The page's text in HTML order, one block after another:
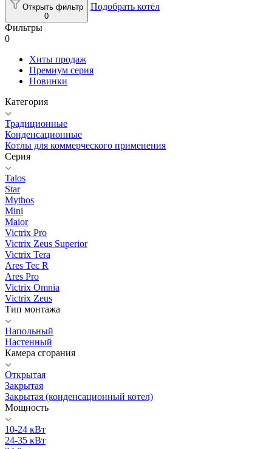
Открыть фильтр
0
Подобрать котёл
Фильтры
0
Хиты продаж
Премиум серия
Новинки
Категория
Традиционные
Конденсационные
Котлы для коммерческого применения
Серия
Talos
Star
Mythos
Mini
Maior
Victrix Pro
Victrix Zeus Superior
Victrix Tera
Ares Tec R
Ares Pro
Victrix Omnia
Victrix Zeus
Тип монтажа
Напольный
Настенный
Камера сгорания
Открытая
Закрытая
Закрытая (конденсационный котел)
Мощность
10-24 кВт
24-35 кВт